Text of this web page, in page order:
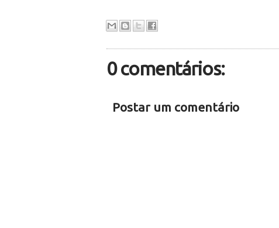
0 comentários:
Postar um comentário